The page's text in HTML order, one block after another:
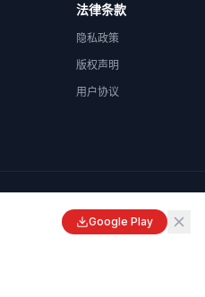
法律条款
隐私政策
版权声明
用户协议
in Cambodia Google Play